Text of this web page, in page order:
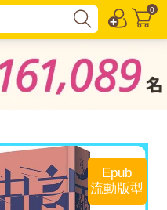
0
Epub
流動版型